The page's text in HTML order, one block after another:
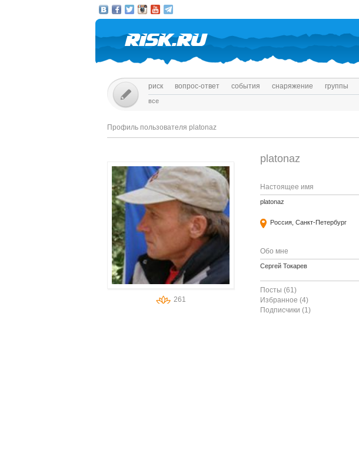
риск вопрос-ответ события снаряжение группы
все
Профиль пользователя platonaz
261
platonaz
Настоящее имя
platonaz
Россия, Санкт-Петербург
Обо мне
Сергей Токарев
Посты (61)
Избранное (4)
Подписчики (1)